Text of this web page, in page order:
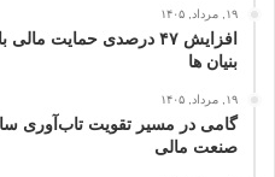
۱۹, مرداد, ۱۴۰۵
افزایش ۴۷ درصدی حمایت
بنیان‌ ها
۱۹, مرداد, ۱۴۰۵
گامی در مسیر تقویت تاب‌آوری
صنعت مالی